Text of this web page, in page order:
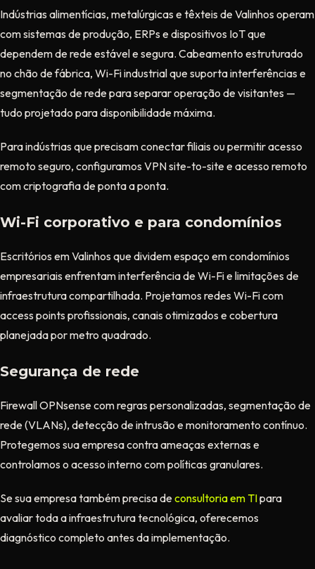
Indústrias alimentícias, metalúrgicas e têxteis de Valinhos operam
com sistemas de produção, ERPs e dispositivos IoT que
dependem de rede estável e segura. Cabeamento estruturado
no chão de fábrica, Wi-Fi industrial que suporta interferências e
segmentação de rede para separar operação de visitantes —
tudo projetado para disponibilidade máxima.
Para indústrias que precisam conectar filiais ou permitir acesso
remoto seguro, configuramos VPN site-to-site e acesso remoto
com criptografia de ponta a ponta.
Wi-Fi corporativo e para condomínios
Escritórios em Valinhos que dividem espaço em condomínios
empresariais enfrentam interferência de Wi-Fi e limitações de
infraestrutura compartilhada. Projetamos redes Wi-Fi com
access points profissionais, canais otimizados e cobertura
planejada por metro quadrado.
Segurança de rede
Firewall OPNsense com regras personalizadas, segmentação de
rede (VLANs), detecção de intrusão e monitoramento contínuo.
Protegemos sua empresa contra ameaças externas e
controlamos o acesso interno com políticas granulares.
Se sua empresa também precisa deconsultoria em TIpara
avaliar toda a infraestrutura tecnológica, oferecemos
diagnóstico completo antes da implementação.